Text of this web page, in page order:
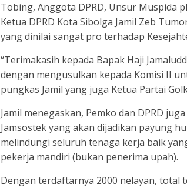
Tobing, Anggota DPRD, Unsur Muspida
Ketua DPRD Kota Sibolga Jamil Zeb
yang dinilai sangat pro terhadap
“Terimakasih kepada Bapak Haji
dengan mengusulkan kepada Komisi II
pungkas Jamil yang juga Ketua Partai
Jamil menegaskan, Pemko dan DPRD
Jamsostek yang akan dijadikan payung
melindungi seluruh tenaga kerja baik
pekerja mandiri (bukan penerima upah).
Dengan terdaftarnya 2000 nelayan, total